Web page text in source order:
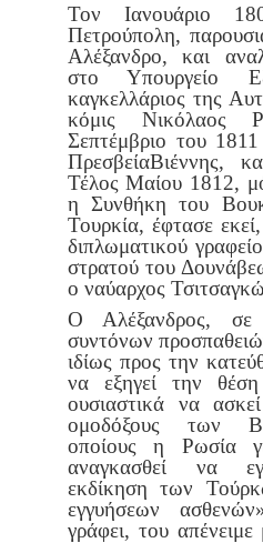
Τον Ιανουάριο
Πετρούπολη,
Αλέξανδρο, και
στο Υπουργείο
καγκελλάριος της
κόμις Νικόλαος
Σεπτέμβριο του 1811
ΠρεσβείαΒιέννης,
Τέλος Μαίου 1812,
ηΣυνθήκη του
Τουρκία, έφτασε
διπλωματικού
στρατού του Δου
ο ναύαρχος
Ο Αλέξανδρος, σε
συντόνων
ιδίως προς την
να εξηγεί την
ουσιαστικά να
ομοδόξους των
οποίους η Ρωσία
αναγκασθεί να
εκδίκηση των
εγγυήσεων
γράφει, του